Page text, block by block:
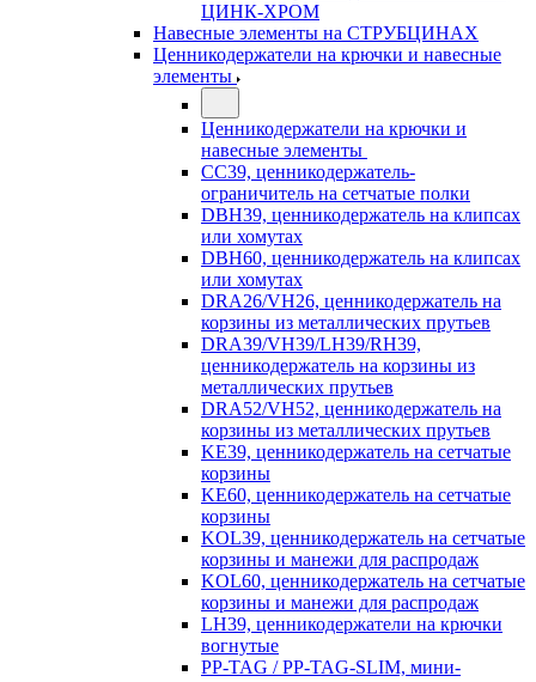
ЦИНК-ХРОМ
Навесные элементы на СТРУБЦИНАХ
Ценникодержатели на крючки и навесные
элементы
Ценникодержатели на крючки и
навесные элементы
CC39, ценникодержатель-
ограничитель на сетчатые полки
DBH39, ценникодержатель на клипсах
или хомутах
DBH60, ценникодержатель на клипсах
или хомутах
DRA26/VH26, ценникодержатель на
корзины из металлических прутьев
DRA39/VH39/LH39/RH39,
ценникодержатель на корзины из
металлических прутьев
DRA52/VH52, ценникодержатель на
корзины из металлических прутьев
KE39, ценникодержатель на сетчатые
корзины
KE60, ценникодержатель на сетчатые
корзины
KOL39, ценникодержатель на сетчатые
корзины и манежи для распродаж
KOL60, ценникодержатель на сетчатые
корзины и манежи для распродаж
LH39, ценникодержатели на крючки
вогнутые
PP-TAG / PP-TAG-SLIM, мини-